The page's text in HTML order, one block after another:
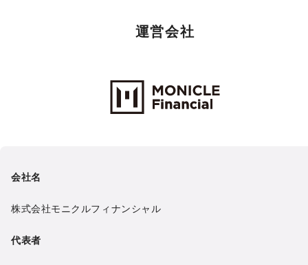
運営会社
Monicle Financial Inc.
会社名
株式会社モニクルフィナンシャル
代表者